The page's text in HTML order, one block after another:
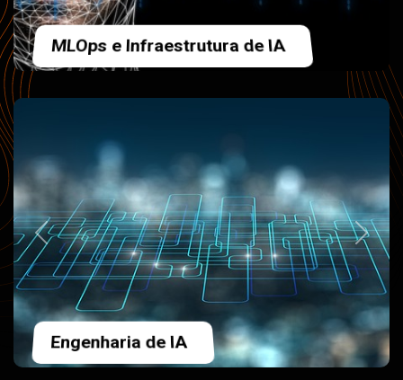
Inteligência Artificial e Aprendizado
de Máquina
Programação para Análise de
Dados